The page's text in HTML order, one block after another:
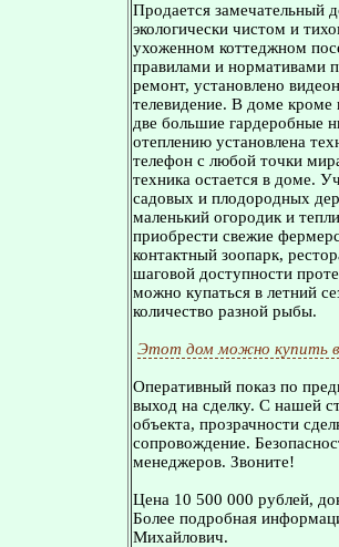
Продается замечательный
экологически чистом и
ухоженном коттеджном
правилами и нормативами
ремонт, установлено
телевидение. В доме кроме
две большие гардеробные
отеплению установлена
телефон с любой точки
техника остается в доме.
садовых и плодородных
маленький огородик и
приобрести свежие
контактный зоопарк,
шаговой доступности
можно купаться в летний
количество разной рыбы.
Этот дом можно купить
Оперативный показ по
выход на сделку. С нашей
объекта, прозрачности
сопровождение.
менеджеров. Звоните!
Цена 10 500 000 рублей,
Более подробная
Михайлович.